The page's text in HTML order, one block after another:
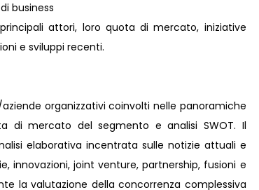
business
attori, loro quota di mercato, iniziative
e sviluppi recenti.
organizzativi coinvolti nelle panoramiche
di mercato del segmento e analisi SWOT. Il
elaborativa incentrata sulle notizie attuali e
innovazioni, joint venture, partnership, fusioni e
la valutazione della concorrenza complessiva